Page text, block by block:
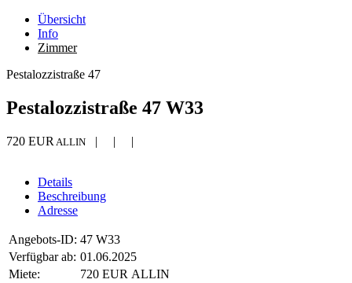
Übersicht
Info
Zimmer
Pestalozzistraße 47
Pestalozzistraße 47 W33
720 EUR ALLIN | | |
Details
Beschreibung
Adresse
Angebots-ID: 47 W33
Verfügbar ab: 01.06.2025
Miete:
720 EUR ALLIN